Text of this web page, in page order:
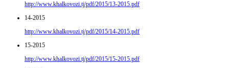
http://www.khalkovozi.tj/pdf/2015/13-2015.pdf
14-2015
http://www.khalkovozi.tj/pdf/2015/14-2015.pdf
15-2015
http://www.khalkovozi.tj/pdf/2015/15-2015.pdf